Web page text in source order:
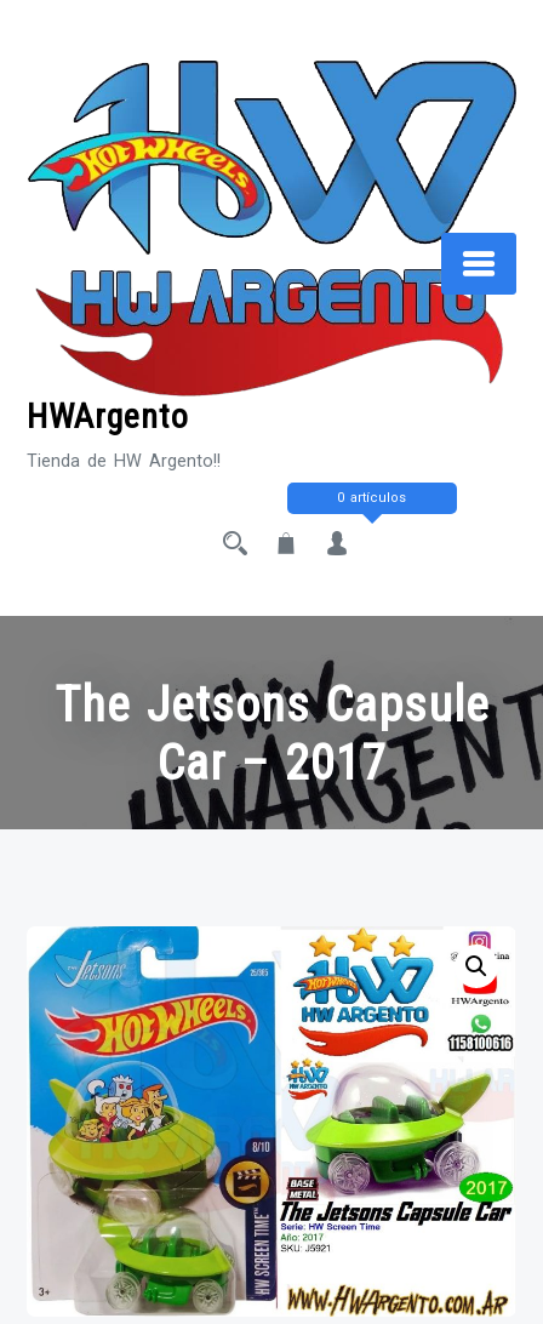
HWArgento
Tienda de HW Argento!!
0 artículos
The Jetsons Capsule
Car – 2017